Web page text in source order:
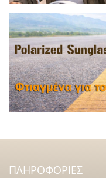
ΠΛΗΡΟΦΟΡΊΕΣ